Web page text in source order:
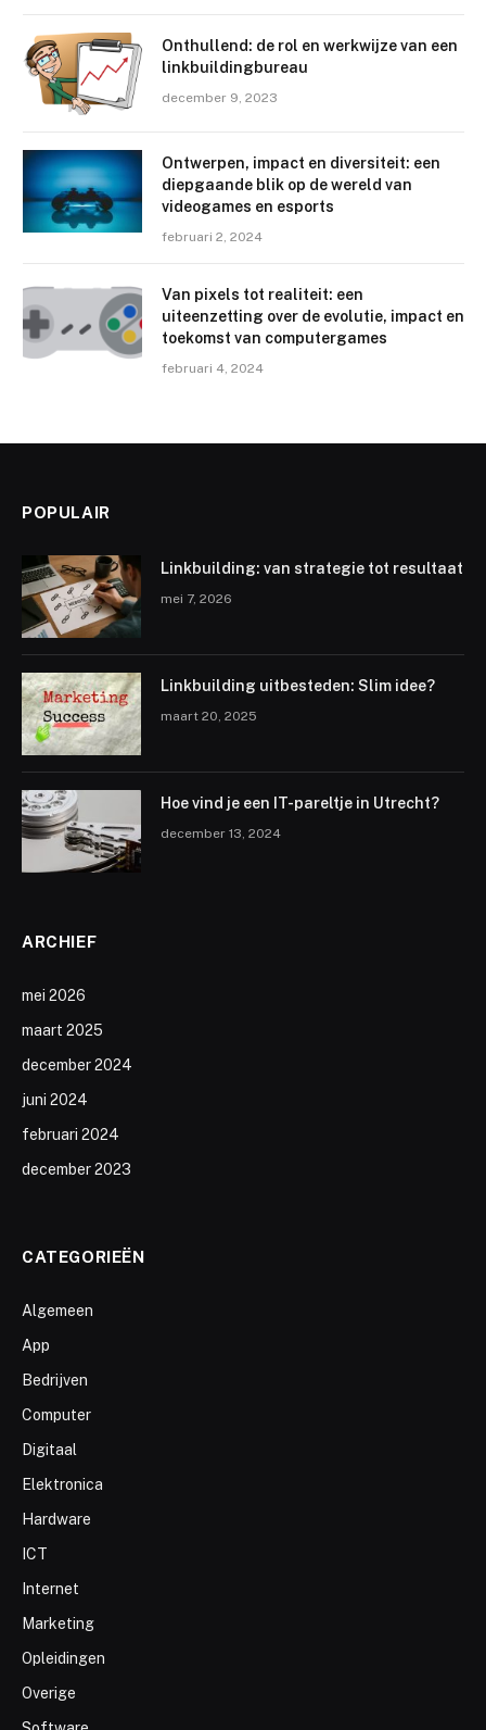
Onthullend: de rol en werkwijze van een
linkbuildingbureau
december 9, 2023
Ontwerpen, impact en diversiteit: een
diepgaande blik op de wereld van
videogames en esports
februari 2, 2024
Van pixels tot realiteit: een
uiteenzetting over de evolutie, impact en
toekomst van computergames
februari 4, 2024
POPULAIR
Linkbuilding: van strategie tot resultaat
mei 7, 2026
Linkbuilding uitbesteden: Slim idee?
maart 20, 2025
Hoe vind je een IT-pareltje in Utrecht?
december 13, 2024
ARCHIEF
mei 2026
maart 2025
december 2024
juni 2024
februari 2024
december 2023
CATEGORIEËN
Algemeen
App
Bedrijven
Computer
Digitaal
Elektronica
Hardware
ICT
Internet
Marketing
Opleidingen
Overige